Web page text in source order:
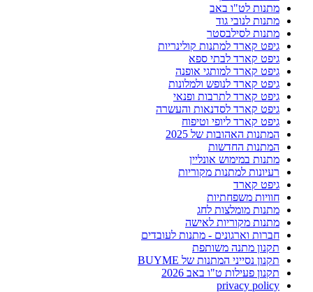
מתנות לט"ו באב
מתנות לנובי גוד
מתנות לסילבסטר
גיפט קארד למתנות קולינריות
גיפט קארד לבתי ספא
גיפט קארד למותגי אופנה
גיפט קארד לנופש ולמלונות
גיפט קארד לתרבות ופנאי
גיפט קארד לסדנאות והעשרה
גיפט קארד ליופי וטיפוח
המתנות האהובות של 2025
המתנות החדשות
מתנות במימוש אונליין
רעיונות למתנות מקוריות
גיפט קארד
חוויות משפחתיות
מתנות מומלצות לחג
מתנות מקוריות לאישה
חברות וארגונים - מתנות לעובדים
תקנון מתנה משותפת
תקנון נסייני המתנות של BUYME
תקנון פעילות ט"ו באב 2026
privacy policy